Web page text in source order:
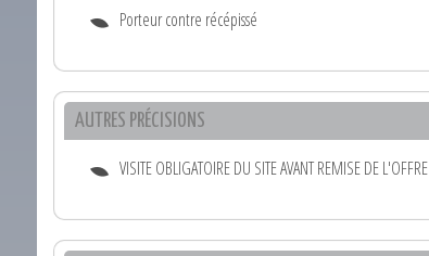
Porteur contre récépissé
AUTRES PRÉCISIONS
VISITE OBLIGATOIRE DU SITE AVANT REMISE DE L'OFFRE